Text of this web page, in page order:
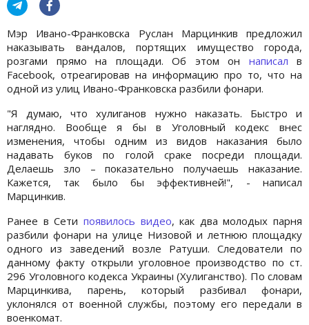
Мэр Ивано-Франковска Руслан Марцинкив предложил
наказывать вандалов, портящих имущество города,
розгами прямо на площади. Об этом он написал в
Facebook, отреагировав на информацию про то, что на
одной из улиц Ивано-Франковска разбили фонари.
"Я думаю, что хулиганов нужно наказать. Быстро и
наглядно. Вообще я бы в Уголовный кодекс внес
изменения, чтобы одним из видов наказания было
надавать буков по голой сраке посреди площади.
Делаешь зло – показательно получаешь наказание.
Кажется, так было бы эффективней!", - написал
Марцинкив.
Ранее в Сети появилось видео, как два молодых парня
разбили фонари на улице Низовой и летнюю площадку
одного из заведений возле Ратуши. Следователи по
данному факту открыли уголовное производство по ст.
296 Уголовного кодекса Украины (Хулиганство). По словам
Марцинкива, парень, который разбивал фонари,
уклонялся от военной службы, поэтому его передали в
военкомат.